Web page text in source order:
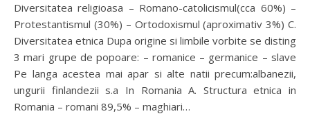
Diversitatea religioasa – Romano-catolicismul(cca 60%) –
Protestantismul (30%) – Ortodoxismul (aproximativ 3%) C.
Diversitatea etnica Dupa origine si limbile vorbite se disting
3 mari grupe de popoare: – romanice – germanice – slave
Pe langa acestea mai apar si alte natii precum:albanezii,
ungurii finlandezii s.a In Romania A. Structura etnica in
Romania – romani 89,5% – maghiari…